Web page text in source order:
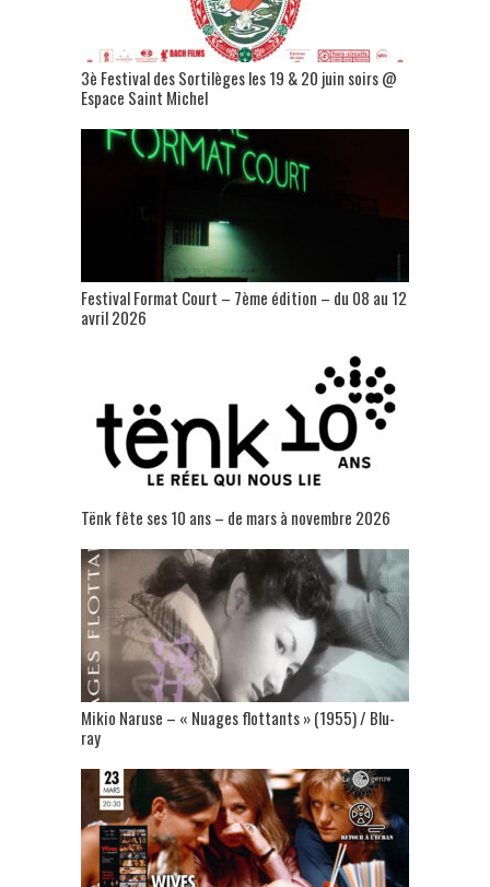
3è Festival des Sortilèges les 19 & 20 juin soirs @
Espace Saint Michel
Festival Format Court – 7ème édition – du 08 au 12
avril 2026
Tënk fête ses 10 ans – de mars à novembre 2026
Mikio Naruse – « Nuages flottants » (1955) / Blu-
ray